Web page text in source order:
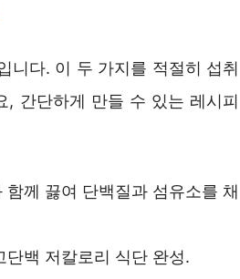
니다. 이 두 가지를 적절히 섭취
, 간단하게 만들 수 있는 레시피
께 끓여 단백질과 섬유소를 채
백 저칼로리 식단 완성.